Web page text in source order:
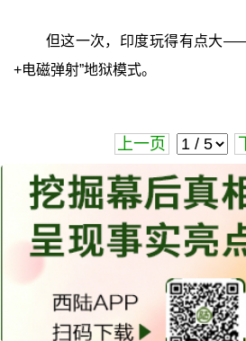
但这一次，印度玩得有点大
+电磁弹射”地狱模式。
上一页